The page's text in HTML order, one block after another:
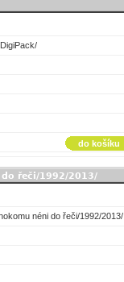
do košíku
řeči/1992/2013/
néni do řeči/1992/2013/